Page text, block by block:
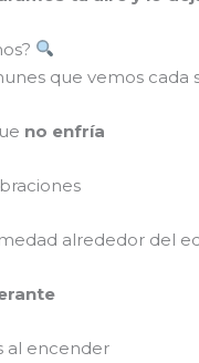
que vemos
no enfría
alrededor del
al encender